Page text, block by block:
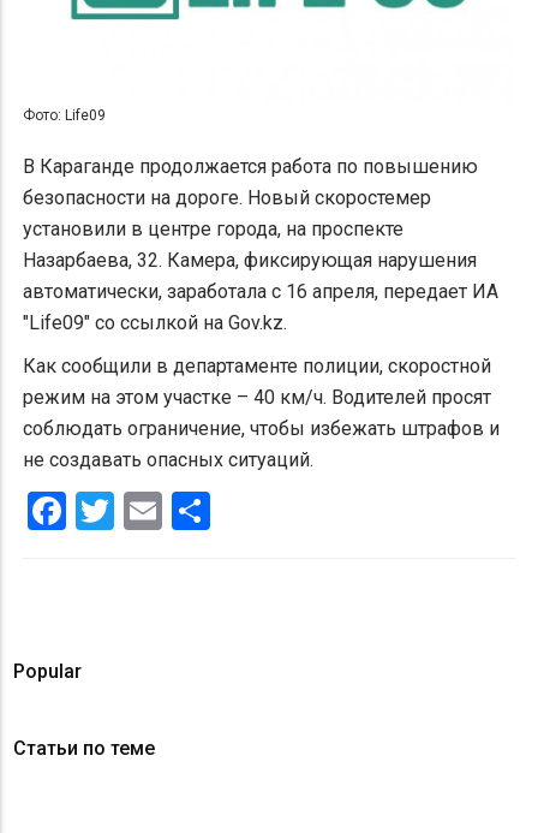
Фото: Life09
В Караганде продолжается работа по повышению
безопасности на дороге. Новый скоростемер
установили в центре города, на проспекте
Назарбаева, 32. Камера, фиксирующая нарушения
автоматически, заработала с 16 апреля, передает ИА
"Life09" со ссылкой на Gov.kz.
Как сообщили в департаменте полиции, скоростной
режим на этом участке – 40 км/ч. Водителей просят
соблюдать ограничение, чтобы избежать штрафов и
не создавать опасных ситуаций.
Facebook
Twitter
Email
Popular
Статьи по теме